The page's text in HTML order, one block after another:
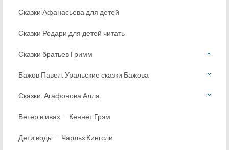
Сказки Афанасьева для детей
Сказки Родари для детей читать
Сказки братьев Гримм
Бажов Павел. Уральские сказки Бажова
Сказки. Агафонова Алла
Ветер в ивах — Кеннет Грэм
Дети воды — Чарльз Кингсли